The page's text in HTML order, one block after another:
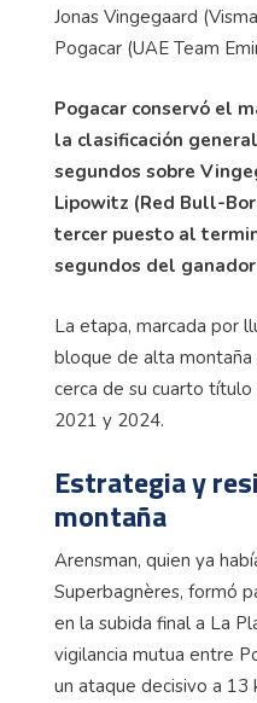
Jonas Vingegaard
Pogacar (UAE Team
Pogacar conservó el
la clasificación
segundos sobre
Lipowitz (Red Bull-
tercer puesto al
segundos del
La etapa, marcada por
bloque de alta montaña
cerca de su cuarto
2021 y 2024.
Estrategia y
montaña
Arensman, quien ya
Superbagnères, formó
en la subida final a La
vigilancia mutua entre
un ataque decisivo a 13